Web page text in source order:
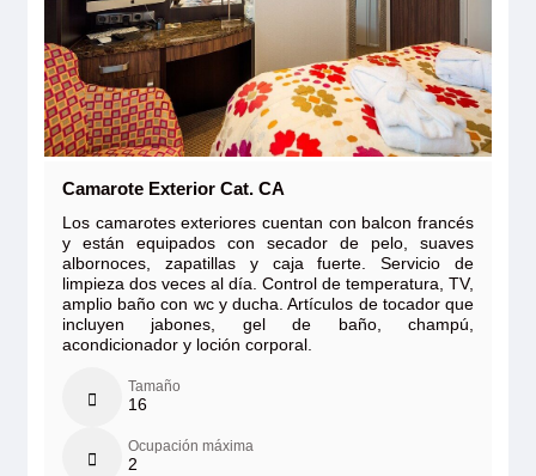
Camarote Exterior Cat. CA
Los camarotes exteriores cuentan con balcon francés
y están equipados con secador de pelo, suaves
albornoces, zapatillas y caja fuerte. Servicio de
limpieza dos veces al día. Control de temperatura, TV,
amplio baño con wc y ducha. Artículos de tocador que
incluyen jabones, gel de baño, champú,
acondicionador y loción corporal.
Tamaño
16
Ocupación máxima
2